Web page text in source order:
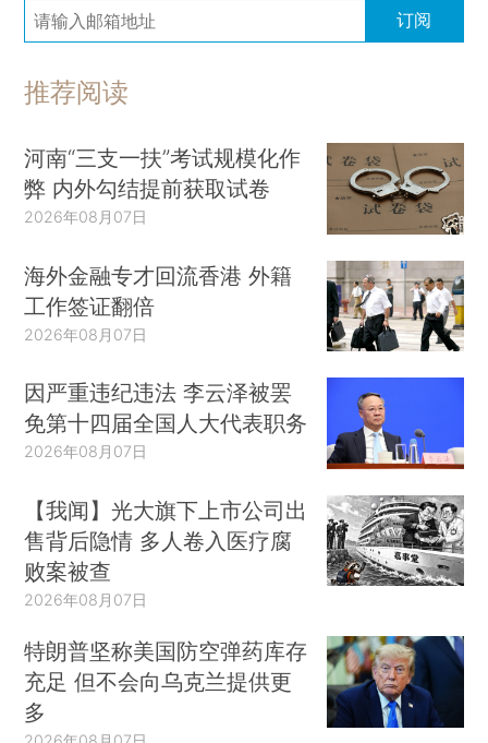
订阅
推荐阅读
河南“三支一扶”考试规模化作
弊 内外勾结提前获取试卷
2026年08月07日
海外金融专才回流香港 外籍
工作签证翻倍
2026年08月07日
因严重违纪违法 李云泽被罢
免第十四届全国人大代表职务
2026年08月07日
【我闻】光大旗下上市公司出
售背后隐情 多人卷入医疗腐
败案被查
2026年08月07日
特朗普坚称美国防空弹药库存
充足 但不会向乌克兰提供更
多